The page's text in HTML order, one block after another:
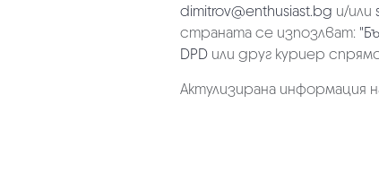
dimitrov@enthusiast.bg и/или
страната се изпозлват:
DPD или друг куриер
Актулизирана информация на